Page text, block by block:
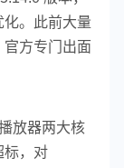
。此前大量
方专门出面
放器两大核
标，对